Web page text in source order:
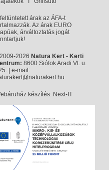
árak az ÁFA-t
Az árak EURO
árváltoztatás jogát
2026 Natura Kert - Kerti
8600 Siófok Aradi Vt. u.
| e-mail:
készítés: Next-IT